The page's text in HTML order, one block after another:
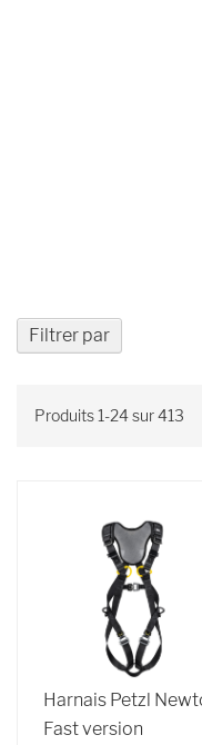
Produits1-24sur413
Harnais Petzl
Fast version
Filtrer par